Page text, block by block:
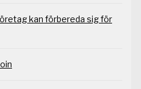
kan förbereda sig för